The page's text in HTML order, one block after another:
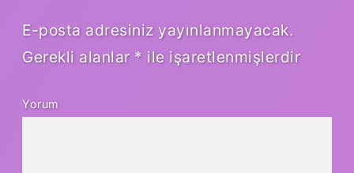
E-posta adresiniz yayınlanmayacak.
Gerekli alanlar * ile işaretlenmişlerdir
Yorum